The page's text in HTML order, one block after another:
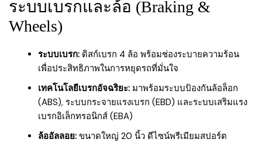
ระบบเบรกและล้อ (Braking &
Wheels)
ระบบเบรก: ดิสก์เบรก 4 ล้อ พร้อมช่องระบายความร้อน
เพื่อประสิทธิภาพในการหยุดรถที่มั่นใจ
เทคโนโลยีเบรกอัจฉริยะ: มาพร้อมระบบป้องกันล้อล็อก
(ABS), ระบบกระจายแรงเบรก (EBD) และระบบเสริมแรง
เบรกอิเล็กทรอนิกส์ (EBA)
ล้ออัลลอย: ขนาดใหญ่ 20 นิ้ว ดีไซน์พรีเมียมสปอร์ต